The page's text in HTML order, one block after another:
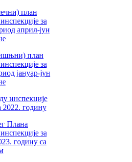
план
за
април-јун
план
за
јануар-јун
инспекције
2022. годину
Плана
за
годину са